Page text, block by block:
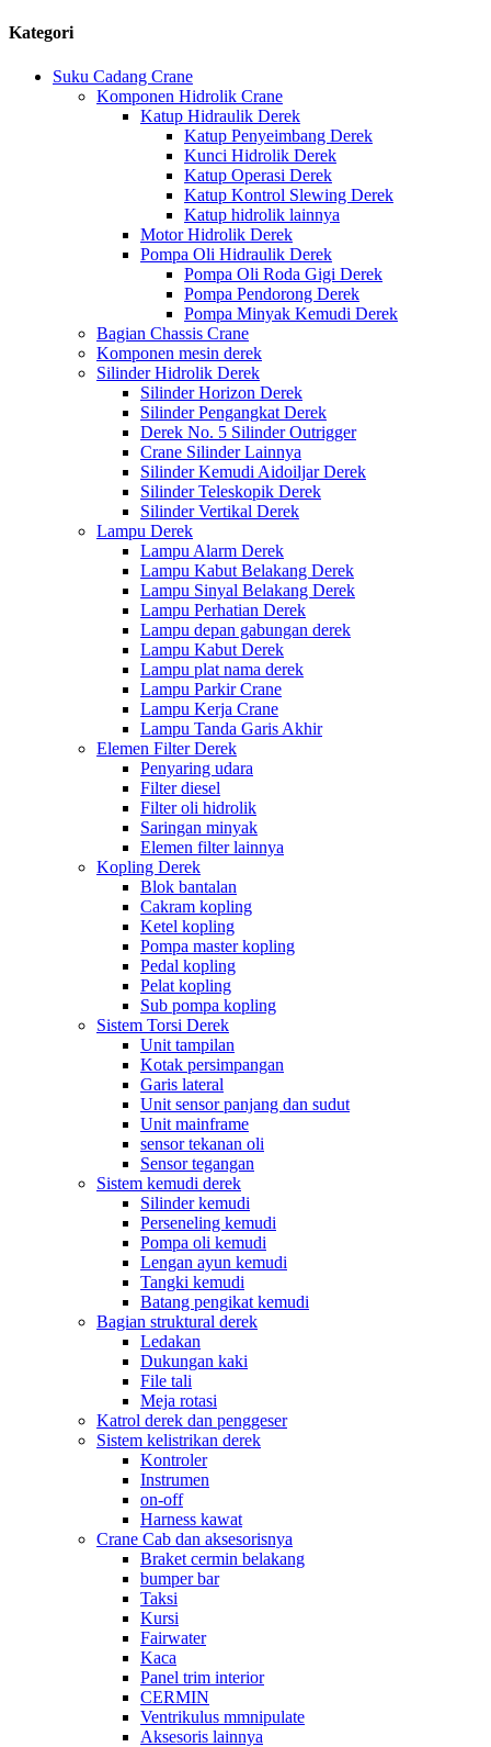
Kategori
Suku Cadang Crane
Komponen Hidrolik Crane
Katup Hidraulik Derek
Katup Penyeimbang Derek
Kunci Hidrolik Derek
Katup Operasi Derek
Katup Kontrol Slewing Derek
Katup hidrolik lainnya
Motor Hidrolik Derek
Pompa Oli Hidraulik Derek
Pompa Oli Roda Gigi Derek
Pompa Pendorong Derek
Pompa Minyak Kemudi Derek
Bagian Chassis Crane
Komponen mesin derek
Silinder Hidrolik Derek
Silinder Horizon Derek
Silinder Pengangkat Derek
Derek No. 5 Silinder Outrigger
Crane Silinder Lainnya
Silinder Kemudi Aidoiljar Derek
Silinder Teleskopik Derek
Silinder Vertikal Derek
Lampu Derek
Lampu Alarm Derek
Lampu Kabut Belakang Derek
Lampu Sinyal Belakang Derek
Lampu Perhatian Derek
Lampu depan gabungan derek
Lampu Kabut Derek
Lampu plat nama derek
Lampu Parkir Crane
Lampu Kerja Crane
Lampu Tanda Garis Akhir
Elemen Filter Derek
Penyaring udara
Filter diesel
Filter oli hidrolik
Saringan minyak
Elemen filter lainnya
Kopling Derek
Blok bantalan
Cakram kopling
Ketel kopling
Pompa master kopling
Pedal kopling
Pelat kopling
Sub pompa kopling
Sistem Torsi Derek
Unit tampilan
Kotak persimpangan
Garis lateral
Unit sensor panjang dan sudut
Unit mainframe
sensor tekanan oli
Sensor tegangan
Sistem kemudi derek
Silinder kemudi
Perseneling kemudi
Pompa oli kemudi
Lengan ayun kemudi
Tangki kemudi
Batang pengikat kemudi
Bagian struktural derek
Ledakan
Dukungan kaki
File tali
Meja rotasi
Katrol derek dan penggeser
Sistem kelistrikan derek
Kontroler
Instrumen
on-off
Harness kawat
Crane Cab dan aksesorisnya
Braket cermin belakang
bumper bar
Taksi
Kursi
Fairwater
Kaca
Panel trim interior
CERMIN
Ventrikulus mmnipulate
Aksesoris lainnya